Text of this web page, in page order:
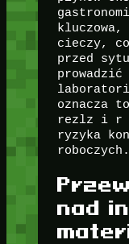
kluczowa,
cieczy,
przed
prowadzić
oznacza
rezlz i r
ryzyka
roboczych.
nad